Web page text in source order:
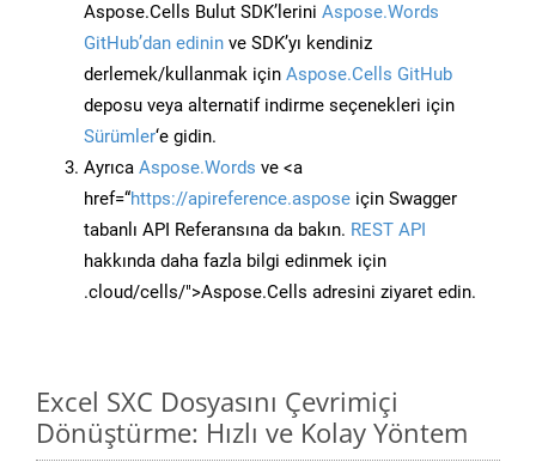
Aspose.Cells Bulut SDK’lerini Aspose.Words
GitHub’dan edinin ve SDK’yı kendiniz
derlemek/kullanmak için Aspose.Cells GitHub
deposu veya alternatif indirme seçenekleri için
Sürümler‘e gidin.
Ayrıca Aspose.Words ve <a
href=“https://apireference.aspose için Swagger
tabanlı API Referansına da bakın. REST API
hakkında daha fazla bilgi edinmek için
.cloud/cells/">Aspose.Cells adresini ziyaret edin.
Excel SXC Dosyasını Çevrimiçi
Dönüştürme: Hızlı ve Kolay Yöntem